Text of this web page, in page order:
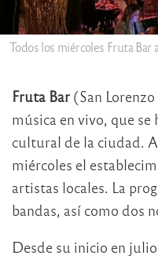
Todos los miércoles Fruta Bar
Fruta Bar (San
música en vivo, que se
cultural de la ciudad.
miércoles el
artistas locales. La
bandas, así como dos
Desde su inicio en